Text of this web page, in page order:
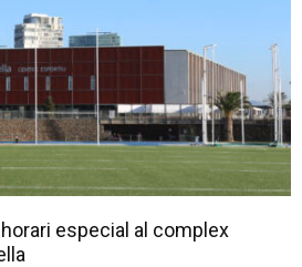
especial al complex